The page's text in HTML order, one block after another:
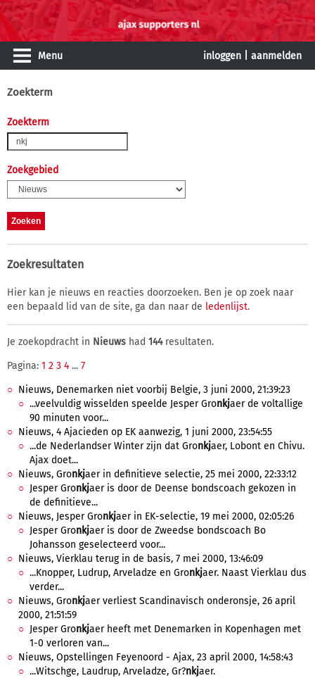
Menu inloggen aanmelden
Zoekterm
Zoekterm
Zoekgebied
Zoekresultaten
Hier kan je nieuws en reacties doorzoeken. Ben je op zoek naar
een bepaald lid van de site, ga dan naar de ledenlijst.
Je zoekopdracht in Nieuws had 144resultaten.
Pagina: 1 2 3 4 ... 7
Nieuws, Denemarken niet voorbij Belgie, 3 juni 2000, 21:39:23
...veelvuldig wisselden speelde Jesper Gronkjaer de voltallige
90 minuten voor...
Nieuws, 4 Ajacieden op EK aanwezig, 1 juni 2000, 23:54:55
...de Nederlandser Winter zijn dat Gronkjaer, Lobont en Chivu.
Ajax doet...
Nieuws, Gronkjaer in definitieve selectie, 25 mei 2000, 22:33:12
Jesper Gronkjaer is door de Deense bondscoach gekozen in
de definitieve...
Nieuws, Jesper Gronkjaer in EK-selectie, 19 mei 2000, 02:05:26
Jesper Gronkjaer is door de Zweedse bondscoach Bo
Johansson geselecteerd voor...
Nieuws, Vierklau terug in de basis, 7 mei 2000, 13:46:09
...Knopper, Ludrup, Arveladze en Gronkjaer. Naast Vierklau dus
verder...
Nieuws, Gronkjaer verliest Scandinavisch onderonsje, 26 april
2000, 21:51:59
Jesper Gronkjaer heeft met Denemarken in Kopenhagen met
1-0 verloren van...
Nieuws, Opstellingen Feyenoord - Ajax, 23 april 2000, 14:58:43
...Witschge, Laudrup, Arveladze, Gr?nkjaer.